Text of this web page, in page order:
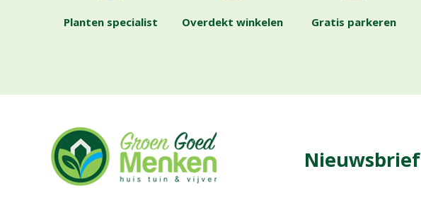
Planten specialist Overdekt winkelen Gratis parkeren
Nieuwsbrief